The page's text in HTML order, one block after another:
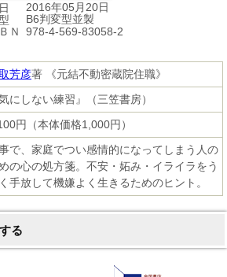
2016年05月20日
B6判変型並製
Ｎ
978-4-569-83058-2
芳彦著 《元結不動密蔵院住職》
気にしない練習』（三笠書房）
円（本体価格1,000円）
で、家庭でつい感情的になってしまう人の
の心の処方箋。不安・妬み・イライラをう
手放して機嫌よく生きるためのヒント。
る